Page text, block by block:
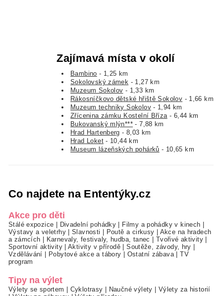
Zajímavá místa v okolí
Bambino - 1,25 km
Sokolovský zámek - 1,27 km
Muzeum Sokolov - 1,33 km
Rákosníčkovo dětské hřiště Sokolov - 1,66 km
Muzeum techniky Sokolov- 1,94 km
Zřícenina zámku Kostelní Bříza - 6,44 km
Bukovanský mlýn*** - 7,88 km
Hrad Hartenberg - 8,03 km
Hrad Loket- 10,44 km
Museum lázeňských pohárků - 10,65 km
Co najdete na Ententýky.cz
Akce pro děti
Stálé expozice Divadelní pohádky Filmy a pohádky v kinech
Výstavy a veletrhy|Slavnosti Poutě a cirkusy
Akce na hradech
a zámcích
Karnevaly, festivaly, hudba, tanec Tvořivé aktivity
Sportovní aktivity|Aktivity v přírodě |Soutěže, závody, hry
Vzdělávání
Pobytové akce a tábory Ostatní zábava |TV
program
Tipy na výlet
Výlety se sportem Cyklotrasy Naučné výlety
Výlety za historií